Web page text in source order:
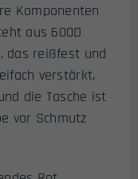
Komponenten
aus 600D
das reißfest und
verstärkt,
die Tasche ist
vor Schmutz